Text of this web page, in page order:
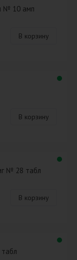
№ 10 амп
В корзину
В корзину
№ 28 табл
В корзину